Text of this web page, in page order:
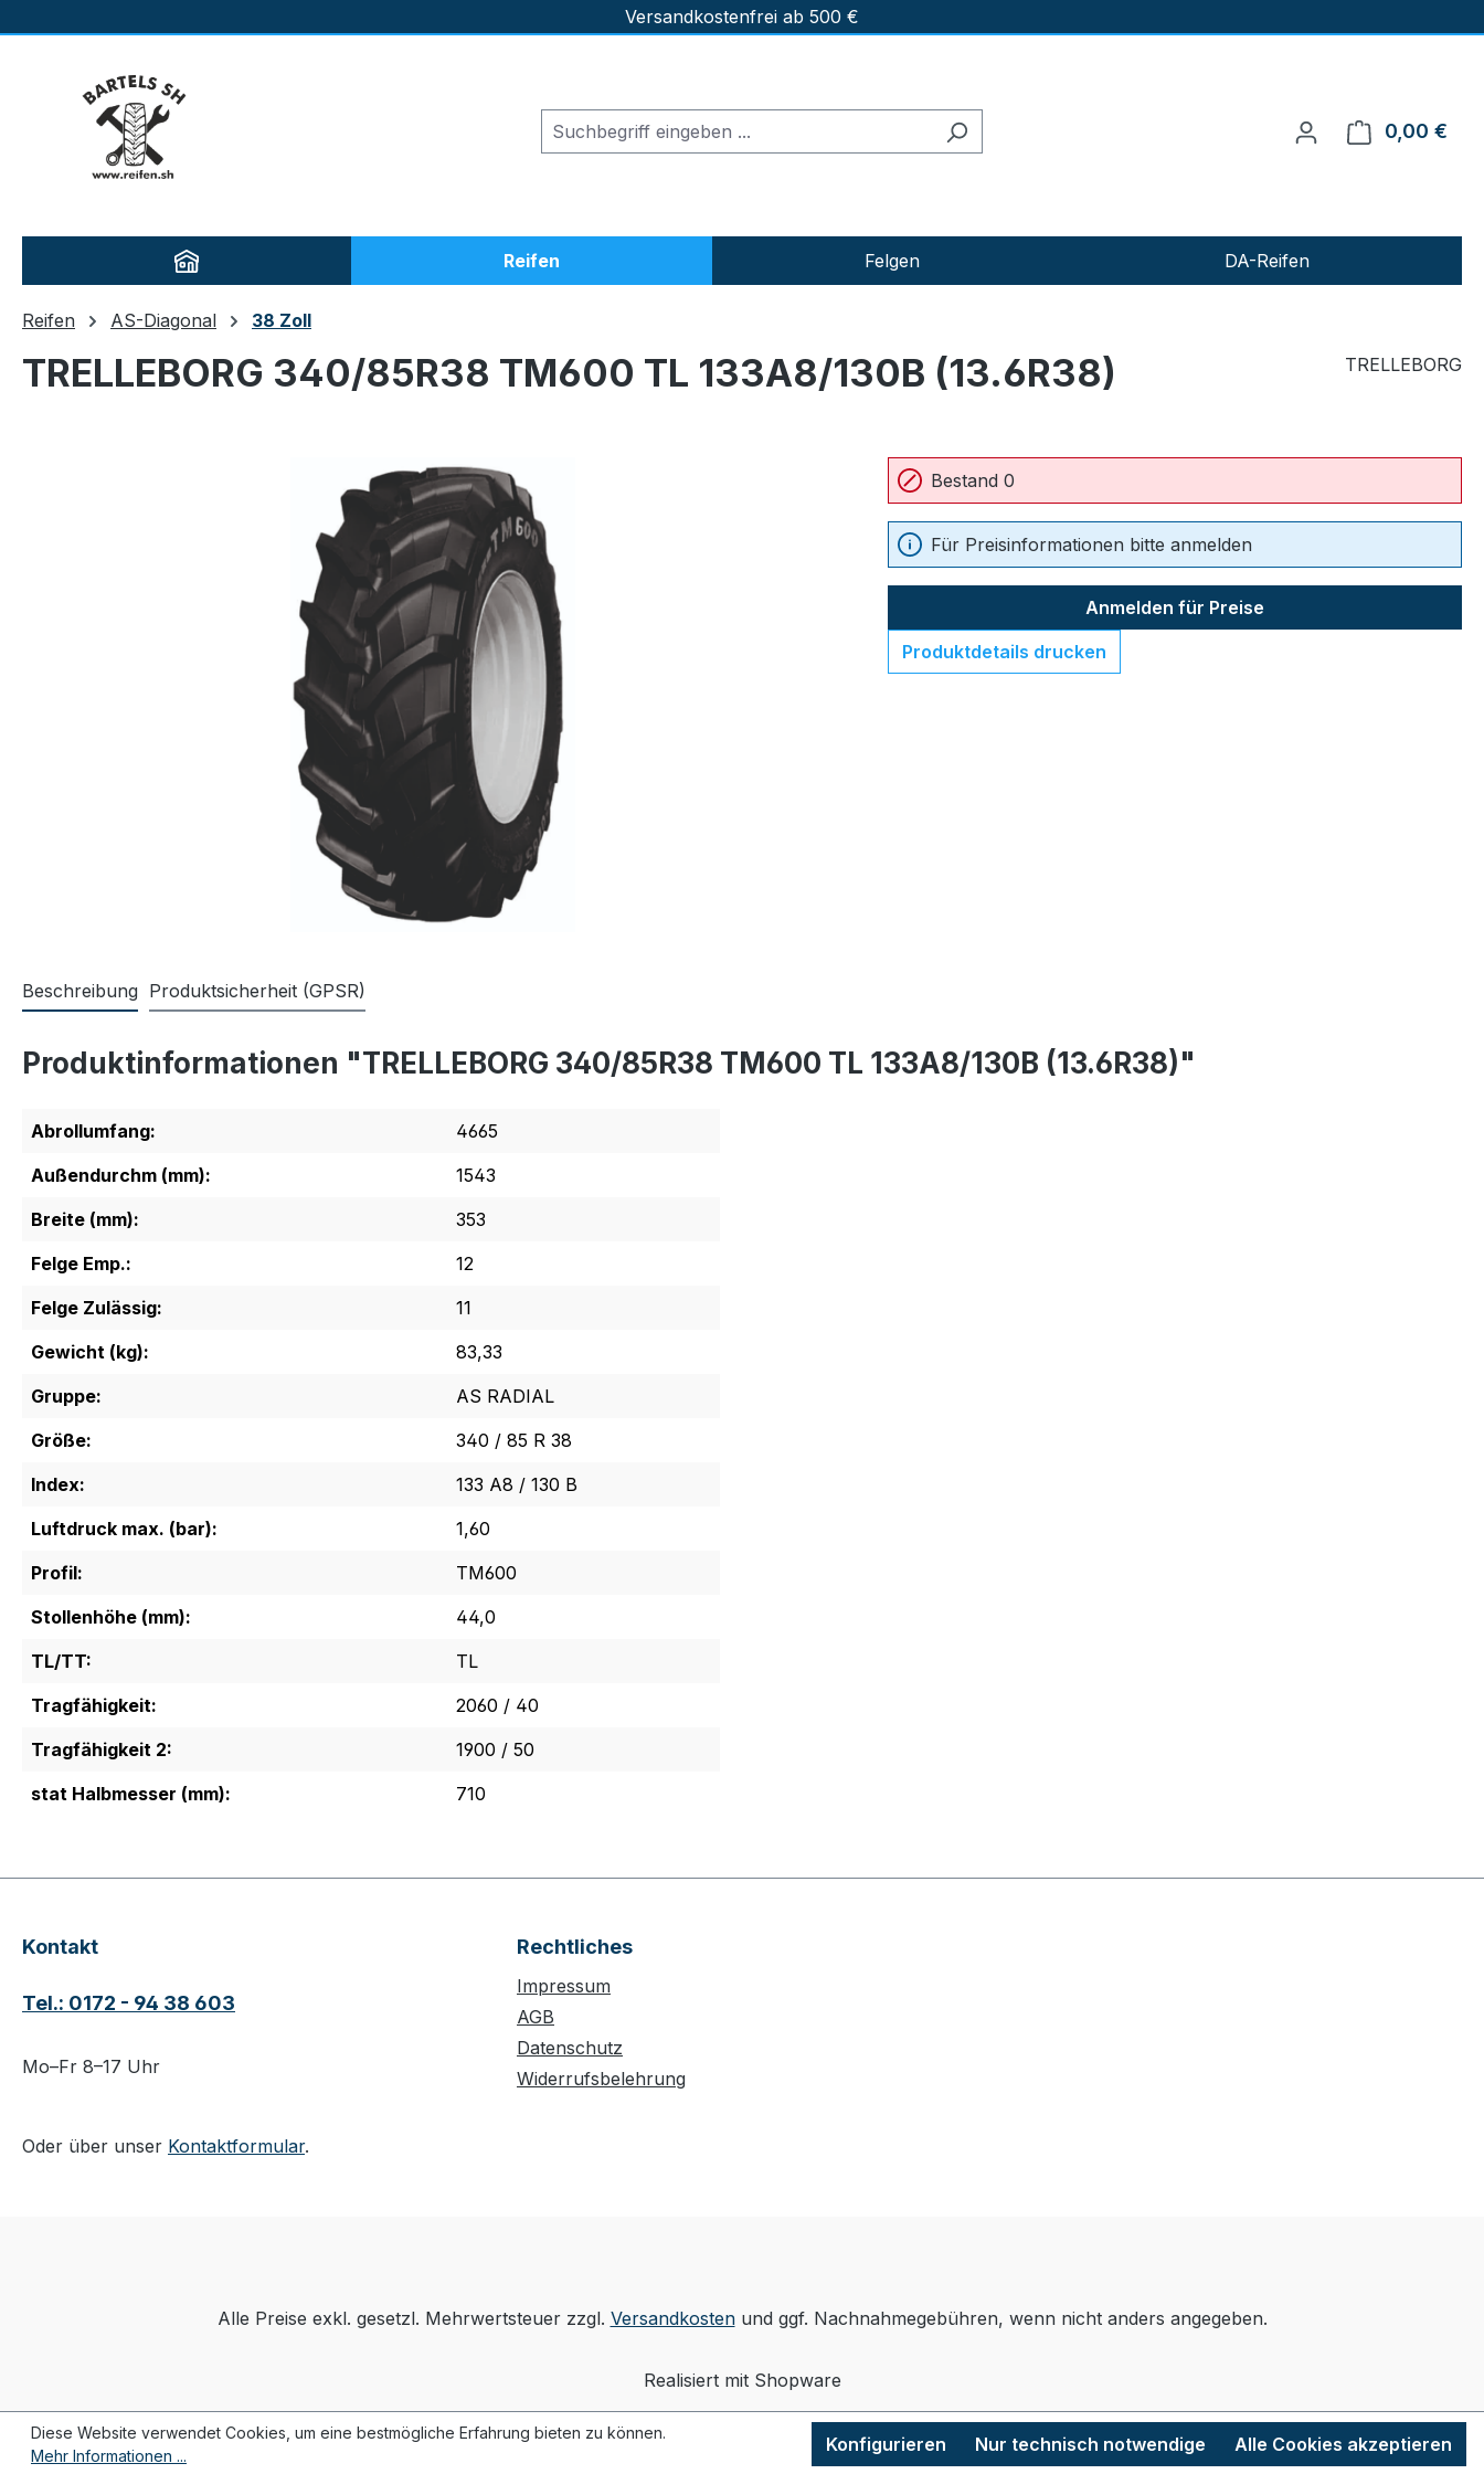
Versandkostenfrei ab 500 €
0,00 €
Reifen Felgen DA-Reifen
Reifen AS-Diagonal 38 Zoll
TRELLEBORG 340/85R38 TM600 TL 133A8/130B (13.6R38) TRELLEBORG
Bestand 0
Für Preisinformationen bitte anmelden
Anmelden für Preise
Produktdetails drucken
Beschreibung Produktsicherheit (GPSR)
Produktinformationen "TRELLEBORG 340/85R38 TM600 TL 133A8/130B (13.6R38)"
Abrollumfang:
4665
Außendurchm (mm):
1543
Breite (mm):
353
Felge Emp.:
12
Felge Zulässig:
11
Gewicht (kg):
83,33
Gruppe:
AS RADIAL
Größe:
340 / 85 R 38
Index:
133 A8 / 130 B
Luftdruck max. (bar):
1,60
Profil:
TM600
Stollenhöhe (mm):
44,0
TL/TT:
TL
Tragfähigkeit:
2060 / 40
Tragfähigkeit 2:
1900 / 50
stat Halbmesser (mm):
710
Kontakt
Tel.: 0172 - 94 38 603
Mo–Fr 8–17 Uhr
Oder über unser Kontaktformular.
Rechtliches
Impressum
AGB
Datenschutz
Widerrufsbelehrung
Alle Preise exkl. gesetzl. Mehrwertsteuer zzgl. Versandkostenund ggf. Nachnahmegebühren, wenn nicht anders angegeben.
Realisiert mit Shopware
Diese Website verwendet Cookies, um eine bestmögliche Erfahrung bieten zu können.
Mehr Informationen ...
Nur technisch notwendige
Konfigurieren Alle Cookies akzeptieren